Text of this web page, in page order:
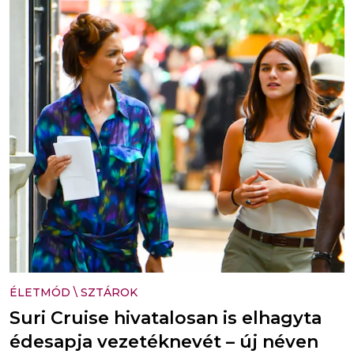
ÉLETMÓD \ SZTÁROK
Suri Cruise hivatalosan is elhagyta
édesapja vezetéknevét – új néven